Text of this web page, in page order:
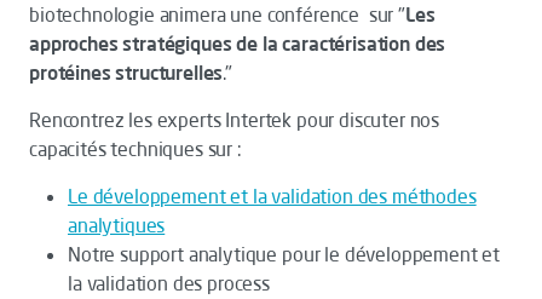
biotechnologie animera une conférence sur "Les
approches stratégiques de la caractérisation des
protéines structurelles."
Rencontrez les experts Intertek pour discuter nos
capacités techniques sur :
Le développement et la validation des méthodes
analytiques
Notre support analytique pour le développement et
la validation des process